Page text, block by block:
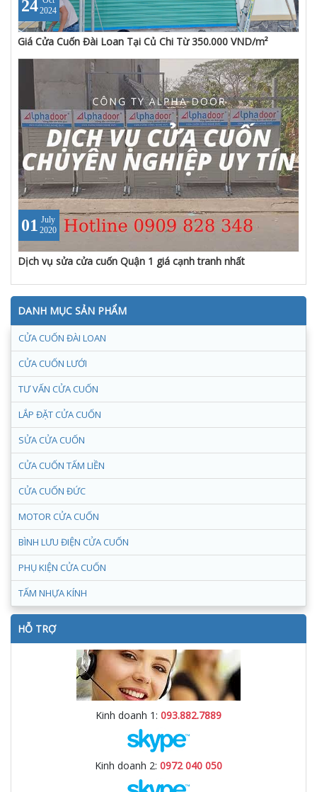
DANH MỤC SẢN PHẨM
CỬA CUỐN ĐÀI LOAN
CỬA CUỐN LƯỚI
TƯ VẤN CỬA CUỐN
LẮP ĐẶT CỬA CUỐN
SỬA CỬA CUỐN
CỬA CUỐN TẤM LIỀN
CỬA CUỐN ĐỨC
MOTOR CỬA CUỐN
BÌNH LƯU ĐIỆN CỬA CUỐN
PHỤ KIỆN CỬA CUỐN
TẤM NHỰA KÍNH
HỖ TRỢ
Kinh doanh 1: 093.882.7889
Kinh doanh 2: 0972 040 050
242024
Giá Cửa Cuốn Đài Loan Tại Củ Chi Từ 350.000 VND/m²
01 July
2020
Dịch vụ sửa cửa cuốn Quận 1 giá cạnh tranh nhất